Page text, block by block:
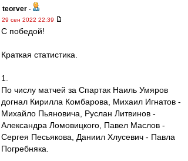
teorver -
29 сен 2022 22:39
С победой!
Краткая статистика.
1.
По числу матчей за Спартак Наиль Умяров
догнал Кирилла Комбарова, Михаил Игнатов -
Михайло Пьяновича, Руслан Литвинов -
Александра Ломовицкого, Павел Маслов -
Сергея Песьякова, Даниил Хлусевич - Павла
Погребняка.